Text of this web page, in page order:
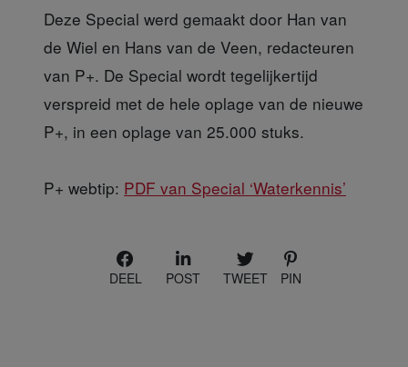
Deze Special werd gemaakt door Han van
de Wiel en Hans van de Veen, redacteuren
van P+. De Special wordt tegelijkertijd
verspreid met de hele oplage van de nieuwe
P+, in een oplage van 25.000 stuks.
P+ webtip: PDF van Special ‘Waterkennis’
DEEL POST TWEET PIN